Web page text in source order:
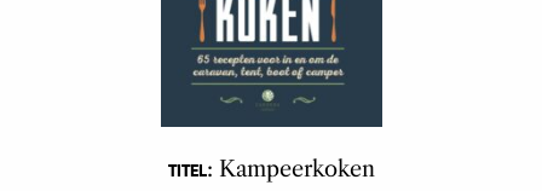
TITEL: Kampeerkoken